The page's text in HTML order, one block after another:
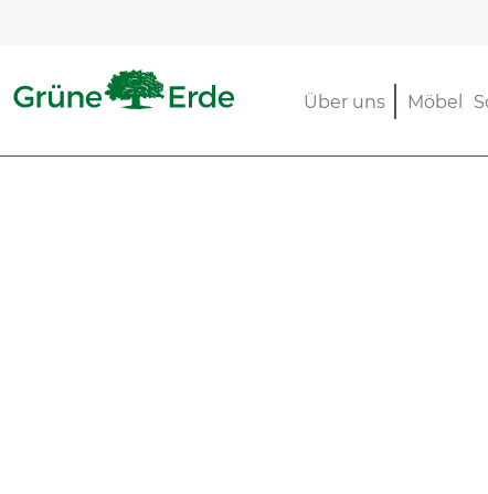
Möbel
Über uns